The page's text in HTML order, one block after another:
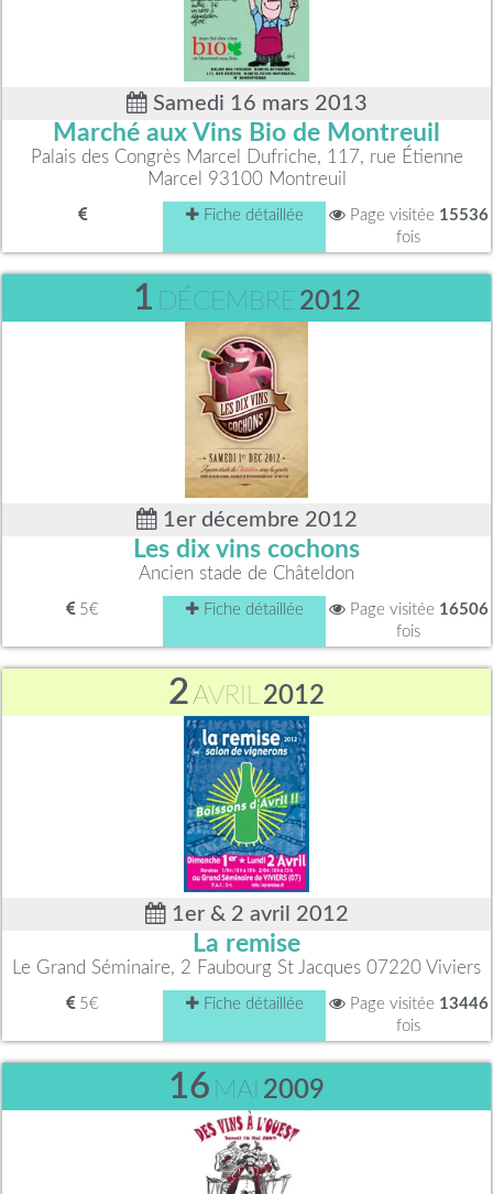
Samedi 16 mars 2013
Marché aux Vins Bio de Montreuil
Palais des Congrès Marcel Dufriche, 117, rue Étienne
Marcel 93100 Montreuil
Fiche détaillée Page visitée 15536
fois
1 DÉCEMBRE 2012
1er décembre 2012
Les dix vins cochons
Ancien stade de Châteldon
5€ Fiche détaillée Page visitée 16506
fois
2AVRIL2012
1er & 2 avril 2012
La remise
Le Grand Séminaire, 2 Faubourg St Jacques 07220 Viviers
5€ Fiche détaillée Page visitée 13446
fois
16 MAI 2009